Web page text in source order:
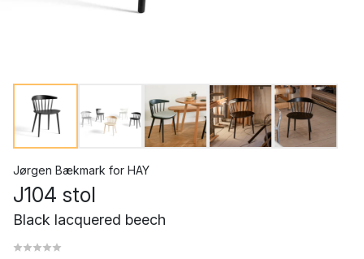
Jørgen Bækmark for HAY
J104 stol
Black lacquered beech